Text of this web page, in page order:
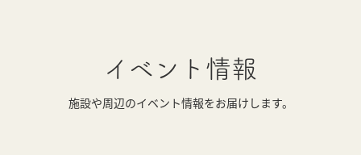
イベント情報
施設や周辺のイベント情報をお届けします。